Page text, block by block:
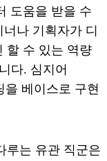
도움을 받을 수
나 기획자가 디
할 수 있는 역량
다. 심지어
을 베이스로 구현
루는 유관 직군은